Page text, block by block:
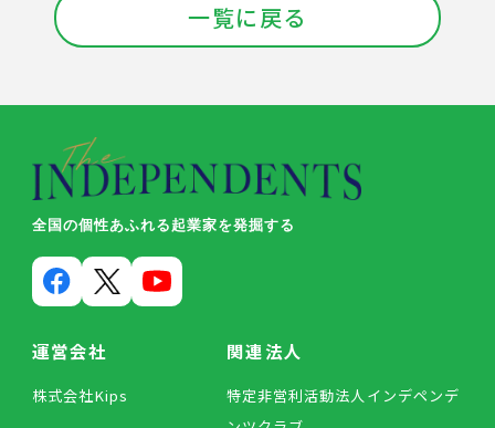
一覧に戻る
全国の個性あふれる起業家を発掘する
運営会社
株式会社Kips
関連法人
特定非営利活動法人インデペンデ